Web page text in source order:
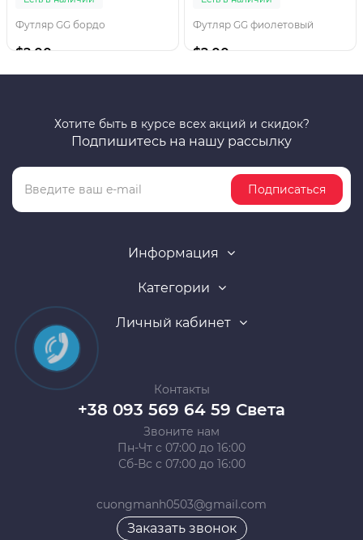
Футляр GG бордо
$2.00
Футляр GG фиолетовый
$2.00
Хотите быть в курсе всех акций и скидок?
Подпишитесь на нашу рассылку
Подписаться
Информация
Категории
Личный кабинет
Контакты
+38 093 569 64 59 Света
Звоните нам
Пн-Чт с 07:00 до 16:00
Сб-Вс с 07:00 до 16:00
cuongmanh0503@gmail.com
Заказать звонок